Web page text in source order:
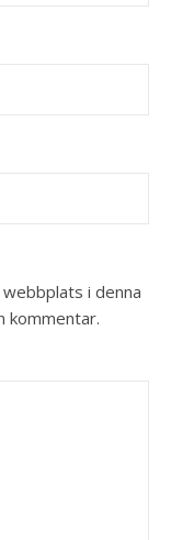
i denna
kommentar.